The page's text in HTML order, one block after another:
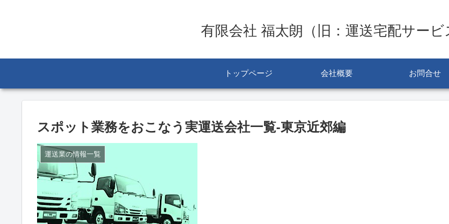
有限会社 福太朗（旧：運送宅配サービ
トップページ 会社概要 お問合せ
スポット業務をおこなう実運送会社一覧-東京近郊編
運送業の情報一覧